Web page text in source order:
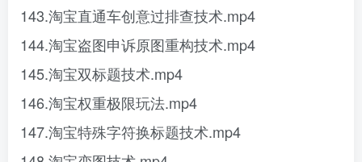
143.淘宝直通车创意过排查技术.mp4
144.淘宝盗图申诉原图重构技术.mp4
145.淘宝双标题技术.mp4
146.淘宝权重极限玩法.mp4
147.淘宝特殊字符换标题技术.mp4